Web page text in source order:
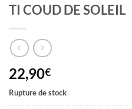
TI COUD DE SOLEIL
22,90€
Rupture de stock